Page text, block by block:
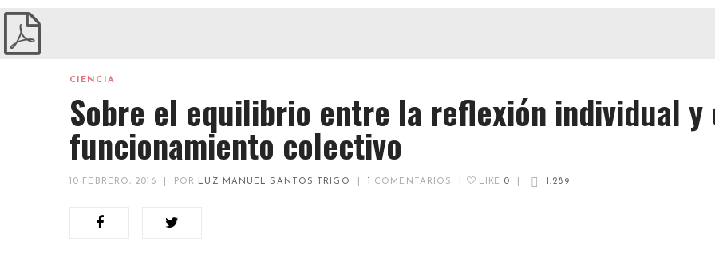
CIENCIA
Sobre el equilibrio entre la reflexión individual y
funcionamiento colectivo
10 FEBRERO, 2016 POR LUZ MANUEL SANTOS TRIGO COMENTARIOS LIKE 0 1,289